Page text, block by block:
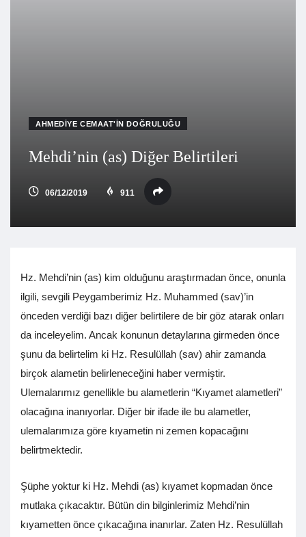
AHMEDIYE CEMAAT'IN DOĞRULUĞU
Mehdi’nin (as) Diğer Belirtileri
06/12/2019 911
Hz. Mehdi’nin (as) kim olduğunu araştırmadan önce, onunla
ilgili, sevgili Peygamberimiz Hz. Muhammed (sav)’in
önceden verdiği bazı diğer belirtilere de bir göz atarak onları
da inceleyelim. Ancak konunun detaylarına girmeden önce
şunu da belirtelim ki Hz. Resulüllah (sav) ahir zamanda
birçok alametin belirleneceğini haber vermiştir.
Ulemalarımız genellikle bu alametlerin “Kıyamet alametleri”
olacağına inanıyorlar. Diğer bir ifade ile bu alametler,
ulemalarımıza göre kıyametin ni zemen kopacağını
belirtmektedir.
Şüphe yoktur ki Hz. Mehdi (as) kıyamet kopmadan önce
mutlaka çıkacaktır. Bütün din bilginlerimiz Mehdi’nin
kıyametten önce çıkacağına inanırlar. Zaten Hz. Resulüllah